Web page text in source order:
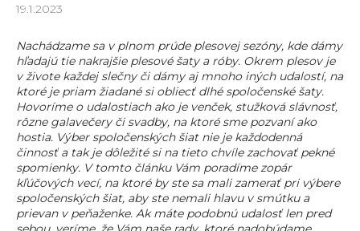
19.1.2023
Nachádzame sa v plnom prúde plesovej sezóny, kde dámy
hľadajú tie nakrajšie plesové šaty a róby. Okrem plesov je
v živote každej slečny či dámy aj mnoho iných udalostí, na
ktoré je priam žiadané si obliecť dlhé spoločenské šaty.
Hovoríme o udalostiach ako je venček, stužková slávnosť,
rôzne galavečery či svadby, na ktoré sme pozvaní ako
hostia. Výber spoločenských šiat nie je každodenná
činnosť a tak je dôležité si na tieto chvíle zachovať pekné
spomienky. V tomto článku Vám poradíme zopár
kľúčových vecí, na ktoré by ste sa mali zamerať pri výbere
spoločenských šiat, aby ste nemali hlavu v smútku a
prievan v peňaženke. Ak máte podobnú udalosť len pred
t
r
e
b
u
j
e
t
e
n
á